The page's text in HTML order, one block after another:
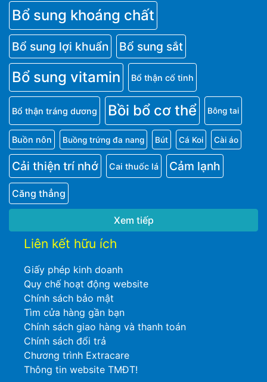
Bổ sung khoáng chất
Bổ sung lợi khuẩn Bổ sung sắt
Bổ sung vitamin Bổ thận cố tinh
Bổ thận tráng dương Bồi bổ cơ thể Bông tai
Buồn nôn Buồng trứng đa nang Bút Cá Koi Cài áo
Cải thiện trí nhớ Cai thuốc lá Cảm lạnh
Căng thẳng
Xem tiếp
Liên kết hữu ích
Giấy phép kinh doanh
Quy chế hoạt động website
Chính sách bảo mật
Tìm cửa hàng gần bạn
Chính sách giao hàng và thanh toán
Chính sách đổi trả
Chương trình Extracare
Thông tin website TMĐT!